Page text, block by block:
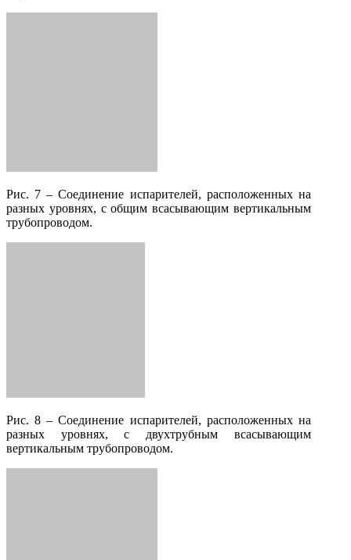
Рис. 7 – Соединение испарителей, расположенных на
разных уровнях, с общим всасывающим вертикальным
трубопроводом.
Рис. 8 – Соединение испарителей, расположенных на
разных уровнях, с двухтрубным всасывающим
вертикальным трубопроводом.